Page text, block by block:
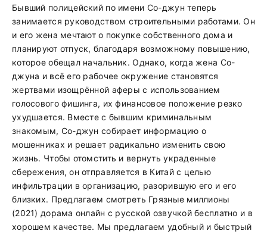
Бывший полицейский по имени Со-джун теперь
занимается руководством строительными работами. Он
и его жена мечтают о покупке собственного дома и
планируют отпуск, благодаря возможному повышению,
которое обещал начальник. Однако, когда жена Со-
джуна и всё его рабочее окружение становятся
жертвами изощрённой аферы с использованием
голосового фишинга, их финансовое положение резко
ухудшается. Вместе с бывшим криминальным
знакомым, Со-джун собирает информацию о
мошенниках и решает радикально изменить свою
жизнь. Чтобы отомстить и вернуть украденные
сбережения, он отправляется в Китай с целью
инфильтрации в организацию, разорившую его и его
близких. Предлагаем смотреть Грязные миллионы
(2021) дорама онлайн с русской озвучкой бесплатно и в
хорошем качестве. Мы предлагаем удобный и быстрый